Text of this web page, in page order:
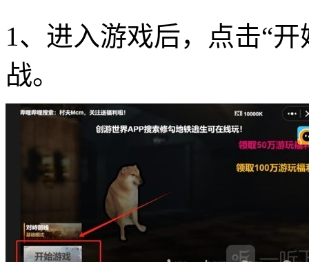
1、进入游戏后，点击“
战。